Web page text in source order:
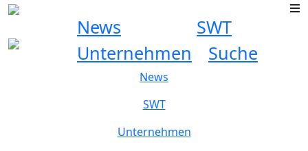
News
SWT
Unternehmen
Suche
News
SWT
Unternehmen